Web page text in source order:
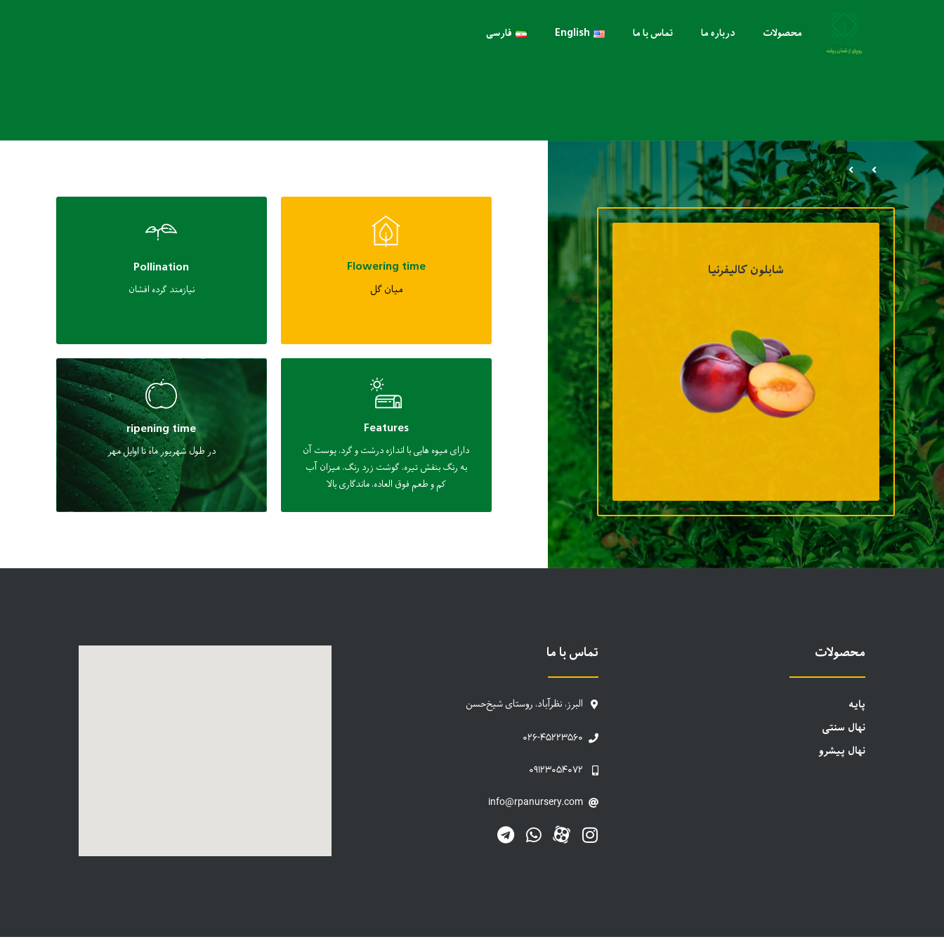
محصولات درباره ما تماس با ما English فارسی
شابلون کالیفرنیا Flowering time
میان گل
Pollination
نیازمند گرده افشان
Features
دارای میوه هایی با اندازه درشت و گرد، پوست آن
به رنگ بنفش تیره، گوشت زرد رنگ، میزان آب
کم و طعم فوق العاده، ماندگاری بالا
ripening time
در طول شهریور ماه تا اوایل مهر
محصولات
پایه
نهال سنتی
نهال پیشرو
تماس با ما
البرز، نظرآباد، روستای شیخ‌حسن
۰۲۶-۴۵۲۲۳۵۶۰
۰۹۱۲۳۰۵۴۰۷۲
info@rpanursery.com